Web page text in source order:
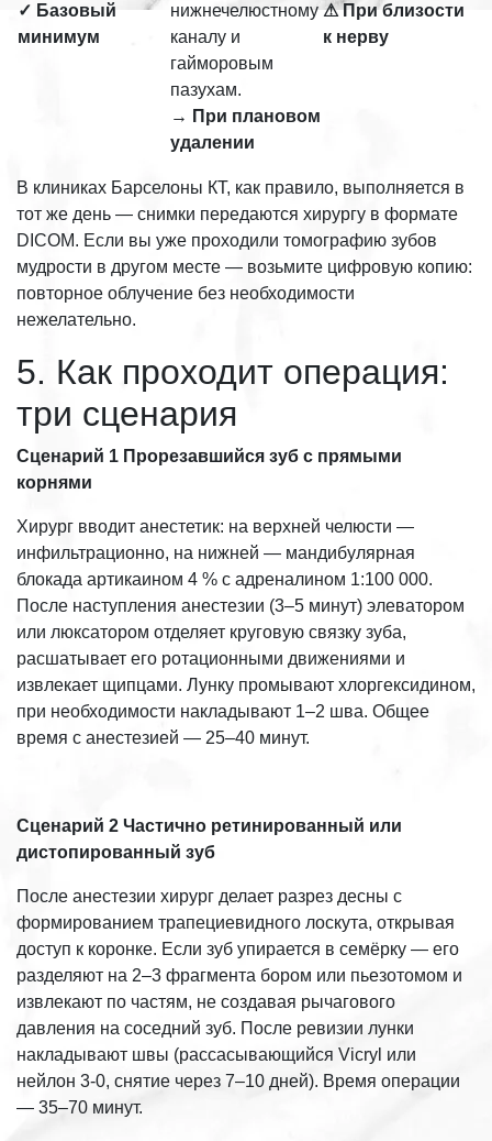
✓ Базовый
минимум
нижнечелюстному
каналу и
гайморовым
пазухам.
→ При плановом
удалении
⚠ При близости
к нерву
В клиниках Барселоны КТ, как правило, выполняется в
тот же день — снимки передаются хирургу в формате
DICOM. Если вы уже проходили томографию зубов
мудрости в другом месте — возьмите цифровую копию:
повторное облучение без необходимости
нежелательно.
5. Как проходит операция:
три сценария
Сценарий 1 Прорезавшийся зуб с прямыми
корнями
Хирург вводит анестетик: на верхней челюсти —
инфильтрационно, на нижней — мандибулярная
блокада артикаином 4 % с адреналином 1:100 000.
После наступления анестезии (3–5 минут) элеватором
или люксатором отделяет круговую связку зуба,
расшатывает его ротационными движениями и
извлекает щипцами. Лунку промывают хлоргексидином,
при необходимости накладывают 1–2 шва. Общее
время с анестезией — 25–40 минут.
Сценарий 2 Частично ретинированный или
дистопированный зуб
После анестезии хирург делает разрез десны с
формированием трапециевидного лоскута, открывая
доступ к коронке. Если зуб упирается в семёрку — его
разделяют на 2–3 фрагмента бором или пьезотомом и
извлекают по частям, не создавая рычагового
давления на соседний зуб. После ревизии лунки
накладывают швы (рассасывающийся Vicryl или
нейлон 3-0, снятие через 7–10 дней). Время операции
— 35–70 минут.